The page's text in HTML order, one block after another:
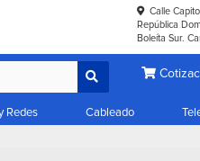
Calle
República
Boleíta Sur.
Redes Cableado